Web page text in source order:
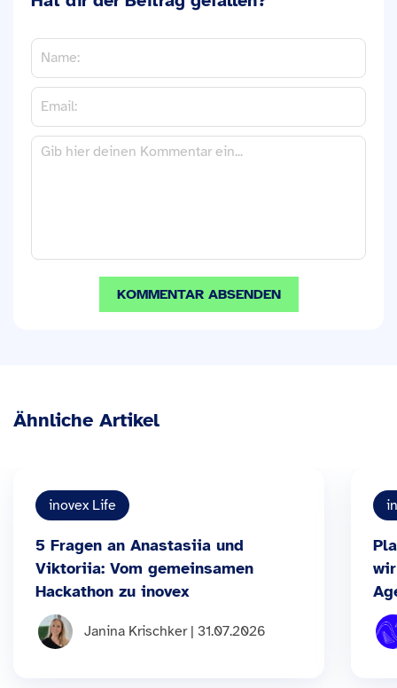
Ähnliche Artikel
inovex Life
5 Fragen an Anastasiia und
Viktoriia: Vom gemeinsamen
Hackathon zu inovex
Janina Krischker | 31.07.2026